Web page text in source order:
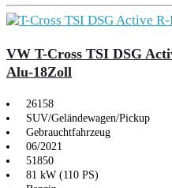
VW T-Cross TSI DSG
Alu-18Zoll
26158
SUV/Geländewagen/Pickup
Gebrauchtfahrzeug
06/2021
51850
81 kW (110 PS)